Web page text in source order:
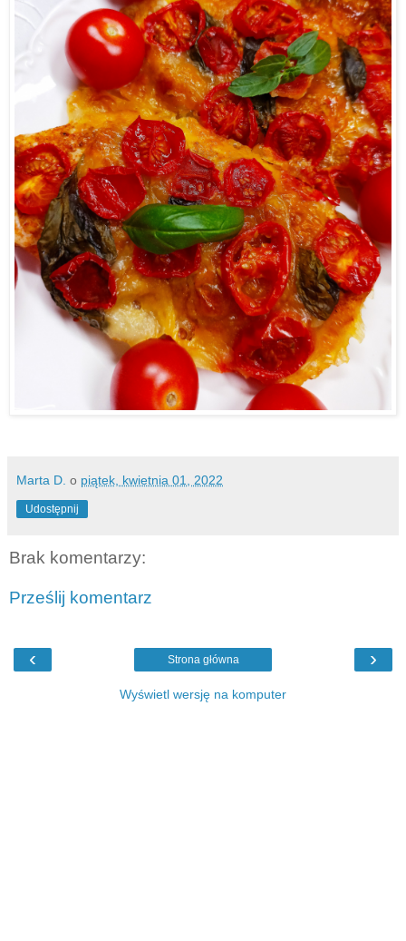
Marta D. o piątek, kwietnia 01, 2022
Udostępnij
Brak komentarzy:
Prześlij komentarz
‹ ›
Strona główna
Wyświetl wersję na komputer